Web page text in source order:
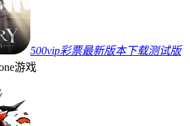
500vip彩票最新版本下载测试版
游戏